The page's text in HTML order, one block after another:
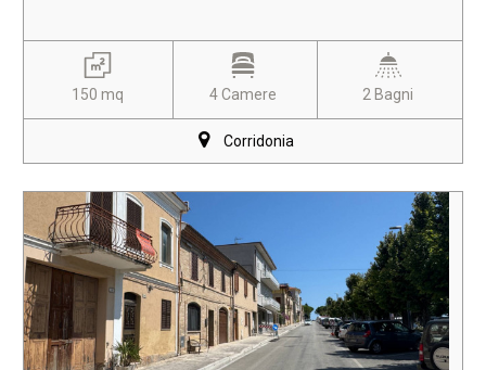
150 mq 4 Camere 2 Bagni
Corridonia